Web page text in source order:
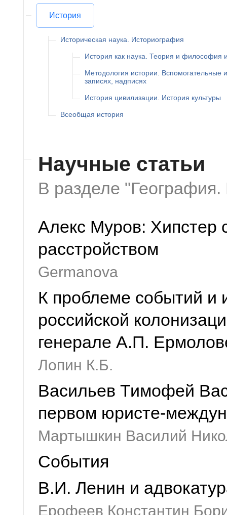
История
Историческая наука. Историография
История как наука. Теория и философия
Методология истории. Вспомогательные
записях, надписях
История цивилизации. История культуры
Всеобщая история
Научные статьи
В разделе
Алекс Муров: Хипстер
расстройством
Germanova
К проблеме событий и
российской
генерале А.П.
Лопин К.Б.
Васильев Тимофей
первом юристе-
Мартышкин Василий
События
В.И. Ленин и
Ерофеев Константин